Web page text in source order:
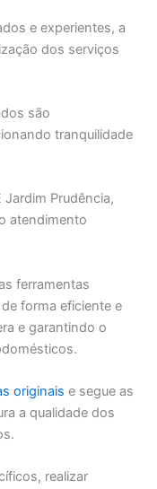
e experientes, a
dos serviços
são
tranquilidade
Prudência,
atendimento
ferramentas
forma eficiente e
e garantindo o
originais e segue as
a qualidade dos
realizar